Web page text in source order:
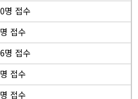
명 접수
접수
명 접수
접수
접수